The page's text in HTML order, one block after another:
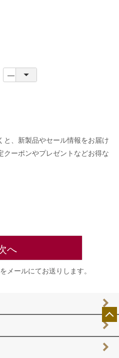
と、新製品やセール情報をお届け
クーポンやプレゼントなどお得な
へ
メールにてお送りします。